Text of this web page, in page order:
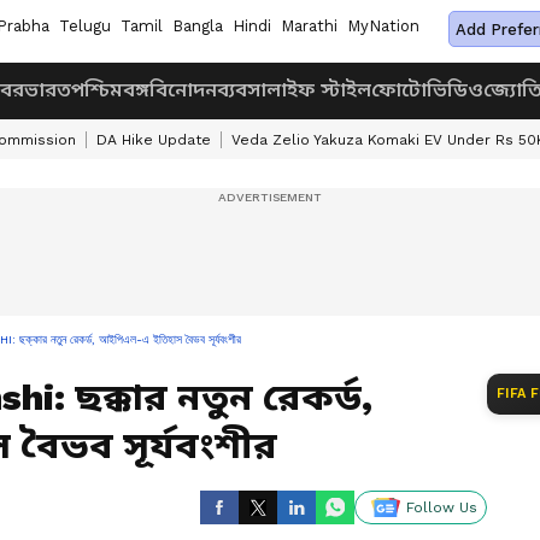
Telugu Tamil Bangla Hindi Marathi MyNation Add
ভারতপশ্চিমবঙ্গবিনোদনব্যবসালাইফ স্টাইলফোটোভিডিও
DA Hike Update Veda Zelio Yakuza Komaki EV Under Rs
নতুন রেকর্ড, আইপিএল-এ ইতিহাস বৈভব সূর্যবংশীর
ছক্কার নতুন রেকর্ড,
সূর্যবংশীর
Follow Us
FIFA